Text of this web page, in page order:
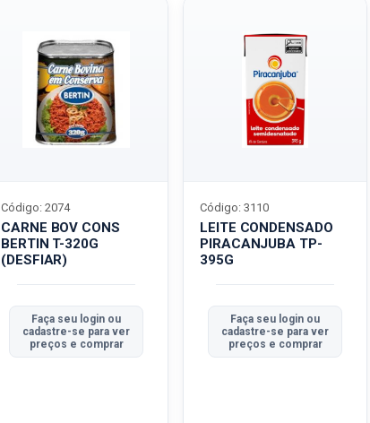
CARNE BOV CONS
BERTIN T-320G
(DESFIAR)
Código: 2074
Faça seu login ou
cadastre-se para ver
preços e comprar
LEITE CONDENSADO
PIRACANJUBA TP-
395G
Código: 3110
Faça seu login ou
cadastre-se para ver
preços e comprar